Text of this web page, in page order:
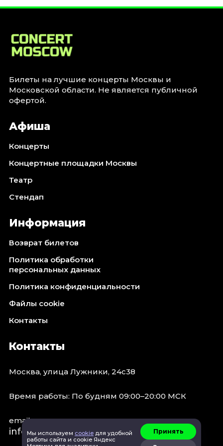
Август 2026
Сентябрь 2026
Ноябрь 2026
Декабрь 2026
Август 2026
Декабрь 2026
Январь 2027
Экскурсии
Октябрь 2026
Спорт
Август 2026
Октябрь 2026
Январь 2027
Площадки
Билеты на лучшие концерты Москвы и
Московской области. Не является публичной
офертой.
Афиша
Концерты
Концертные площадки Москвы
Театр
Стендап
Информация
Возврат билетов
Политика обработки
персональных данных
Политика конфиденциальности
Файлы cookie
Контакты
Контакты
Москва, улица Лужники, 24с38
Время работы: По будням 09:00–20:00 МСК
email:
info@concert.moscow
Мы используем cookie для удобной
работы сайта и cookie Яндекс
Принять